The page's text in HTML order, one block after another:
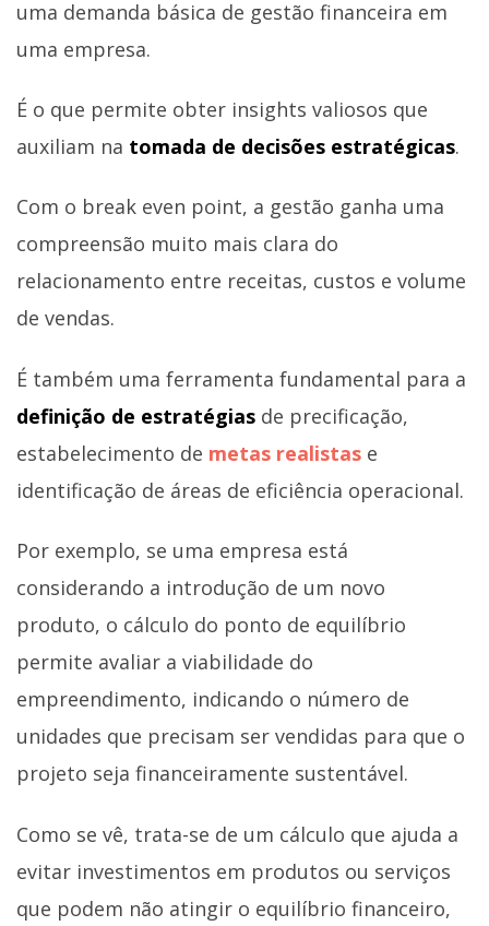
uma demanda básica de gestão financeira em
uma empresa.
É o que permite obter insights valiosos que
auxiliam na tomada de decisões estratégicas.
Com o break even point, a gestão ganha uma
compreensão muito mais clara do
relacionamento entre receitas, custos e volume
de vendas.
É também uma ferramenta fundamental para a
definição de estratégias de precificação,
estabelecimento de metas realistas e
identificação de áreas de eficiência operacional.
Por exemplo, se uma empresa está
considerando a introdução de um novo
produto, o cálculo do ponto de equilíbrio
permite avaliar a viabilidade do
empreendimento, indicando o número de
unidades que precisam ser vendidas para que o
projeto seja financeiramente sustentável.
Como se vê, trata-se de um cálculo que ajuda a
evitar investimentos em produtos ou serviços
que podem não atingir o equilíbrio financeiro,